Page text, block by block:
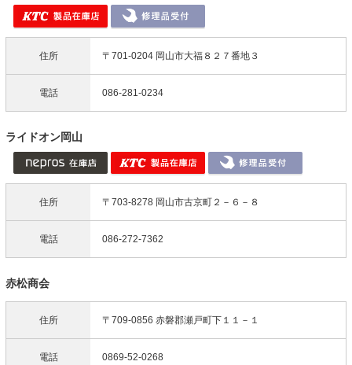
住所 〒701-0204 岡山市大福８２７番地３
電話 086-281-0234
ライドオン岡山
住所 〒703-8278 岡山市古京町２－６－８
電話 086-272-7362
赤松商会
住所 〒709-0856 赤磐郡瀬戸町下１１－１
電話 0869-52-0268